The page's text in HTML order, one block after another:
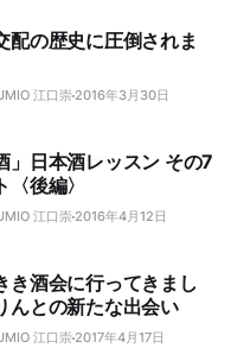
の歴史に圧倒されま
江口崇 2016年3月30日
」日本酒レッスン その7
後編〉
江口崇 2016年4月12日
き酒会に行ってきまし
んとの新たな出会い
江口崇 2017年4月17日